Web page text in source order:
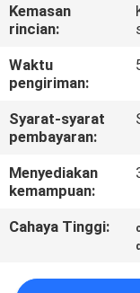
HUBUNGI
KAMI
SHOPPING
Kemasan
rincian:
Waktu
pengiriman:
Syarat-syarat
pembayaran:
Menyediakan
kemampuan:
Cahaya Tinggi: